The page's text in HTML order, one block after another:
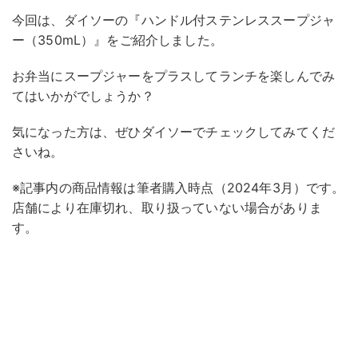
今回は、ダイソーの『ハンドル付ステンレススープジャ
ー（350mL）』をご紹介しました。
お弁当にスープジャーをプラスしてランチを楽しんでみ
てはいかがでしょうか？
気になった方は、ぜひダイソーでチェックしてみてくだ
さいね。
※記事内の商品情報は筆者購入時点（2024年3月）です。
店舗により在庫切れ、取り扱っていない場合がありま
す。